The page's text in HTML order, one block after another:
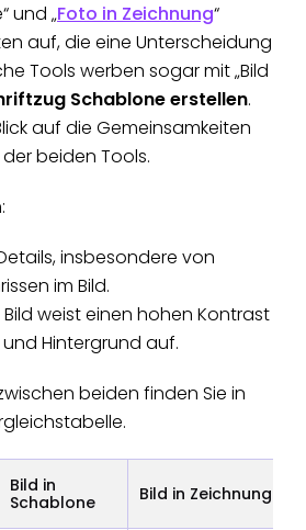
und „Foto in Zeichnung“
auf, die eine Unterscheidung
Tools werben sogar mit „Bild
Schablone erstellen.
auf die Gemeinsamkeiten
beiden Tools.
insbesondere von
im Bild.
weist einen hohen Kontrast
und Hintergrund auf.
beiden finden Sie in
Bild in
Schablone
Bild in Zeichnung